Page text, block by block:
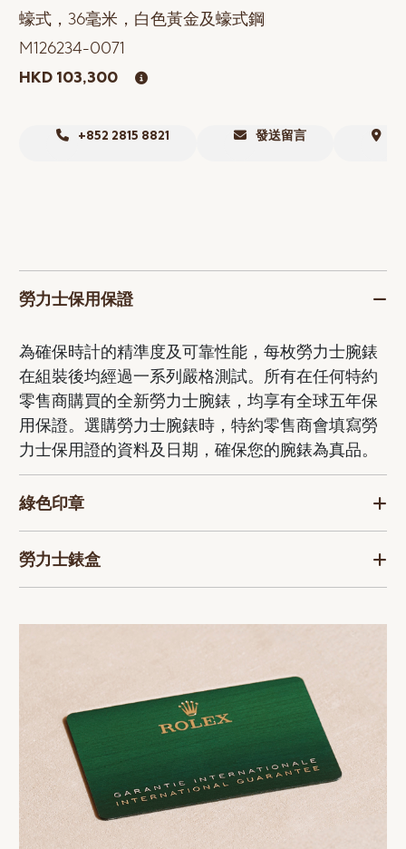
註冊
會員尊享
蠔式，36毫米，白色黃金及蠔式鋼
M126234-0071
HKD 103,300
+852 2815 8821 發送留言
勞力士保用保證
為確保時計的精準度及可靠性能，每枚勞力士腕錶
在組裝後均經過一系列嚴格測試。所有在任何特約
零售商購買的全新勞力士腕錶，均享有全球五年保
用保證。選購勞力士腕錶時，特約零售商會填寫勞
力士保用證的資料及日期，確保您的腕錶為真品。
綠色印章
勞力士錶盒